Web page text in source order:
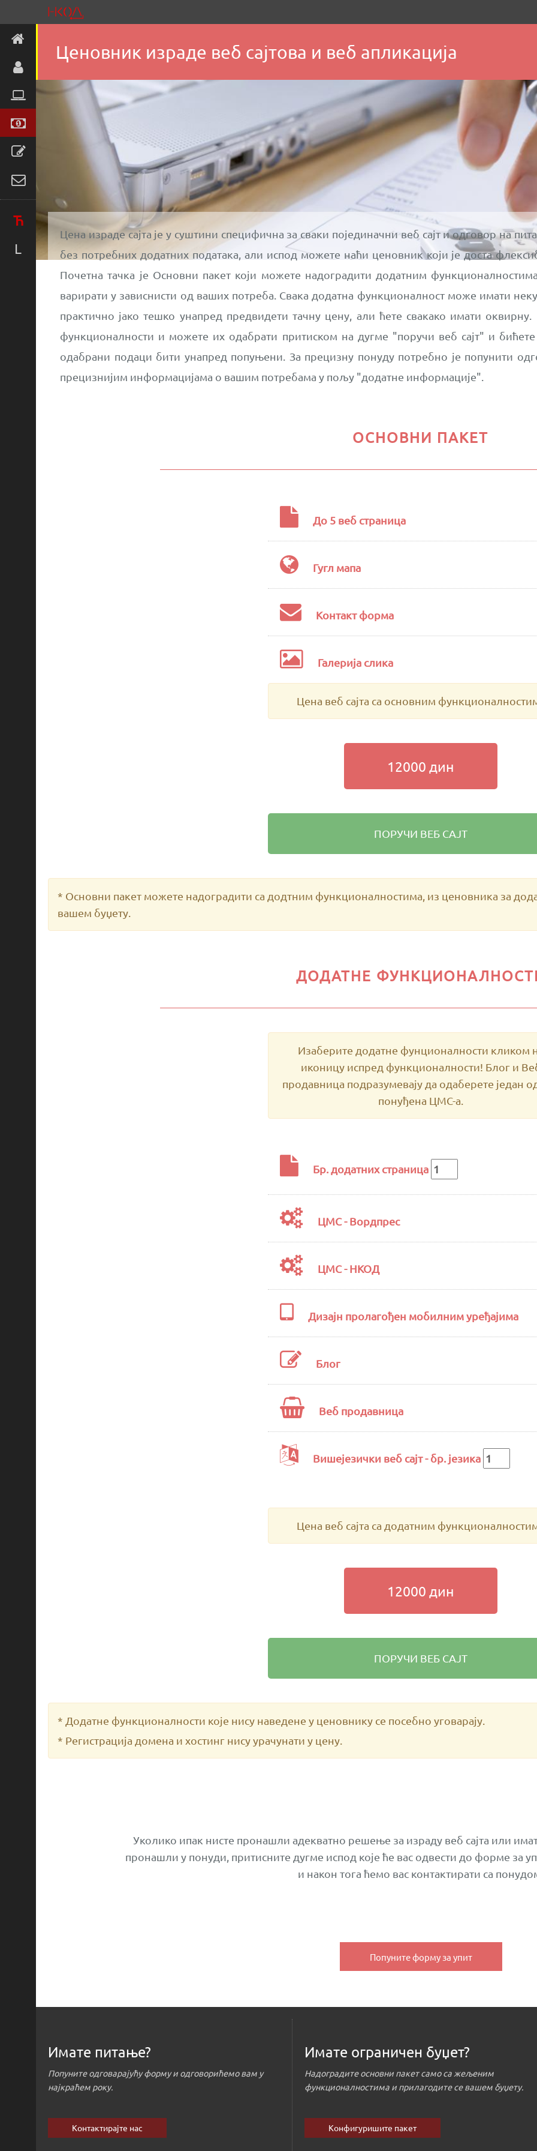
Ћ
L
Ценовник израде веб сајтова и веб апликација
Цена израде сајта је у суштини специфична за сваки појединачни веб сајт и одговор на
без потребних додатних података, али испод можете наћи ценовник који је доста
Почетна тачка је Основни пакет који можете надоградити додатним
варирати у зависнисти од ваших потреба. Свака додатна функционалност може имати
практично јако тешко унапред предвидети тачну цену, али ћете свакако имати
функционалности и можете их одабрати притиском на дугме "поручи веб сајт" и
одабрани подаци бити унапред попуњени. За прецизну понуду потребно је попунити
прецизнијим информацијама о вашим потребама у пољу "додатне информације".
ОСНОВНИ ПАКЕТ
До 5 веб страница
Гугл мапа
Контакт форма
Галерија слика
Цена веб сајта са основним
12000 дин
ПОРУЧИ ВЕБ САЈТ
* Основни пакет можете надоградити са додтним функционалностима, из ценовника за
вашем буџету.
ДОДАТНЕ
Изаберите додатне фунционалности кликом
иконицу испред функционалности! Блог и
продавница подразумевају да одаберете један
понуђена ЦМС-а.
Бр. додатних страница
ЦМС - Вордпрес
ЦМС - НКОД
Дизајн пролагођен мобилним уређајима
Блог
Веб продавница
Вишејезички веб сајт - бр. језика
Цена веб сајта са додатним
12000 дин
ПОРУЧИ ВЕБ САЈТ
* Додатне функционалности које нису наведене у ценовнику се посебно уговарају.
* Регистрација домена и хостинг нису урачунати у цену.
Уколико ипак нисте пронашли адекватно решење за израду веб сајта или
пронашли у понуди, притисните дугме испод које ће вас одвести до форме за
и након тога ћемо вас контактирати са
Попуните форму за упит
Имате питање?
Попуните одговарајућу форму и одговорићемо вам у
најкраћем року.
Контактирајте нас
Имате ограничен буџет?
Надоградите основни пакет само са жељеним
функционалностима и прилагодите се вашем буџету.
Конфигуришите пакет